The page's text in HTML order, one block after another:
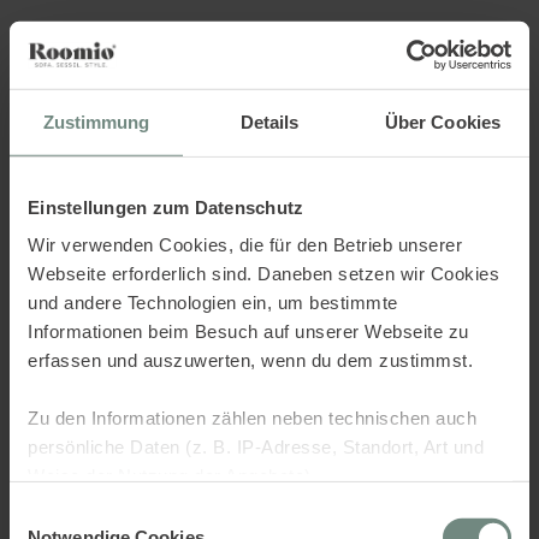
Zustimmung Details Über Cookies
Einstellungen zum Datenschutz
Wir verwenden Cookies, die für den Betrieb unserer
Webseite erforderlich sind. Daneben setzen wir Cookies
und andere Technologien ein, um bestimmte
Informationen beim Besuch auf unserer Webseite zu
erfassen und auszuwerten, wenn du dem zustimmst.
Zu den Informationen zählen neben technischen auch
persönliche Daten (z. B. IP-Adresse, Standort, Art und
Dies dient verschiedenen Zwecken: Statistik Cookies
Sorry.. there was an error,
check the console.